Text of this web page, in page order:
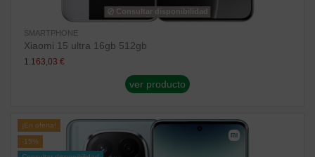
Consultar disponibilidad
SMARTPHONE
Xiaomi 15 ultra 16gb 512gb
1.163,03 €
ver producto
¡En oferta!
-15%